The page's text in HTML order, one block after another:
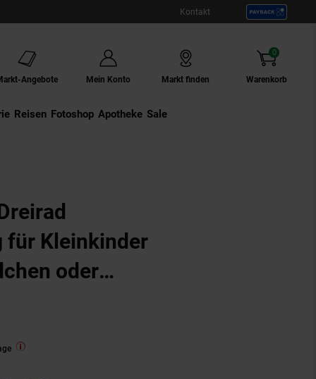
Kontakt
Angebote Mein Konto Markt finden Warenkorb
0
Artikel
Externer Link:
Reisen Externer Link:
Fotoshop Externer Link:
Apotheke Sale
für Kleinkinder
oder